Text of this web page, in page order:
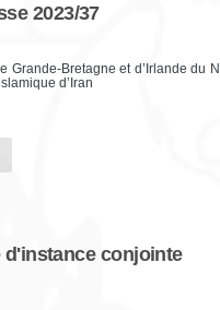
2023/37
Grande-Bretagne et d’Irlande du
d’Iran
conjointe